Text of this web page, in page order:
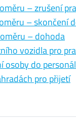
– zrušení
– skončení
– dohoda
vozidla pro
osoby do
pro přijetí